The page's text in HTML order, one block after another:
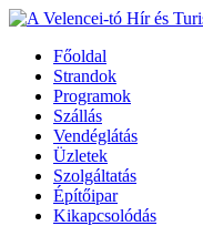
Főoldal
Strandok
Programok
Szállás
Vendéglátás
Üzletek
Szolgáltatás
Építőipar
Kikapcsolódás